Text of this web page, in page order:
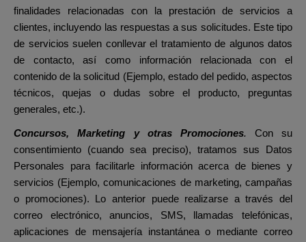
finalidades relacionadas con la prestación de servicios a
clientes, incluyendo las respuestas a sus solicitudes. Este tipo
de servicios suelen conllevar el tratamiento de algunos datos
de contacto, así como información relacionada con el
contenido de la solicitud (Ejemplo, estado del pedido, aspectos
técnicos, quejas o dudas sobre el producto, preguntas
generales, etc.).
Concursos, Marketing y otras Promociones.
Con su
consentimiento (cuando sea preciso), tratamos sus Datos
Personales para facilitarle información acerca de bienes y
servicios (Ejemplo, comunicaciones de marketing, campañas
o promociones). Lo anterior puede realizarse a través del
correo electrónico, anuncios, SMS, llamadas telefónicas,
aplicaciones de mensajería instantáneao mediante correo